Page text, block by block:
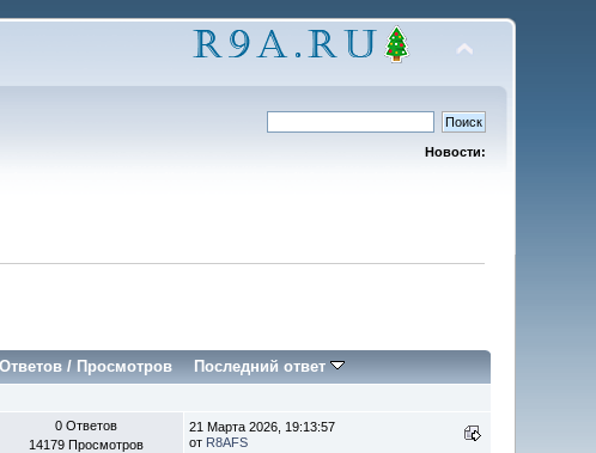
Новости:
Ответов /Просмотров Последний ответ
0 Ответов
14179 Просмотров
21 Марта 2026, 19:13:57
от R8AFS